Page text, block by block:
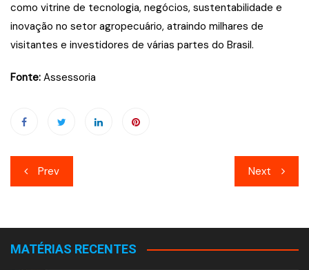
como vitrine de tecnologia, negócios, sustentabilidade e
inovação no setor agropecuário, atraindo milhares de
visitantes e investidores de várias partes do Brasil.
Fonte: Assessoria
Navegação
de
Post
Prev Next
MATÉRIAS RECENTES